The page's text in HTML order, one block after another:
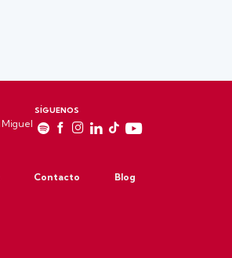
Miguel
SÍGUENOS
Contacto Blog